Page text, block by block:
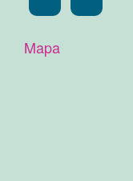
Mapa